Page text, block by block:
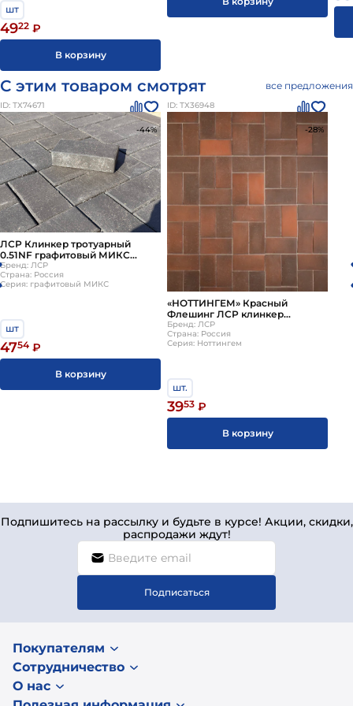
шт
4922 ₽
В корзину
С этим товаром смотрят все предложения
ID: ТХ74671
-44%
ЛСР Клинкер тротуарный
0.51NF графитовый МИКС
540шт (НКЗ)
Бренд: ЛСР
Страна: Россия
Серия: графитовый МИКС
шт
4754 ₽
В корзину
ID: ТХ36948
-28%
«НОТТИНГЕМ» Красный
Флешинг ЛСР клинкер
тротуарный 0.51 NF c62860
Бренд: ЛСР
Страна: Россия
Серия: Ноттингем
шт.
3953 ₽
В корзину
Подпишитесь на рассылку и будьте в курсе! Акции, скидки,
распродажи ждут!
Подписаться
Покупателям
Сотрудничество
О нас